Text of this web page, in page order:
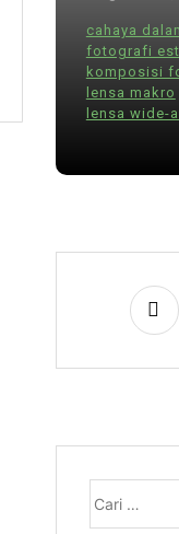
cahaya
fotografi
komposisi
lensa makro
lensa wide-
untuk: